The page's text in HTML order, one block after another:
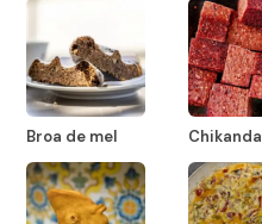
Broa de mel Chikanda